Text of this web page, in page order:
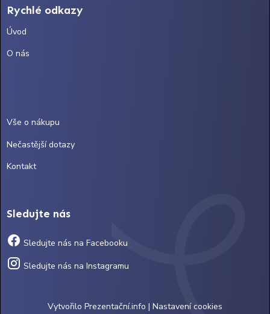
Rychlé odkazy
Úvod
O nás
Vše o nákupu
Nečastější dotazy
Kontakt
Sledujte nás
Sledujte nás na Facebooku
Sledujte nás na Instagramu
Vytvořilo Prezentační.info | Nastavení cookies